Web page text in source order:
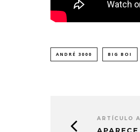
ANDRÉ 3000 BIG BOI
ARTÍCULO